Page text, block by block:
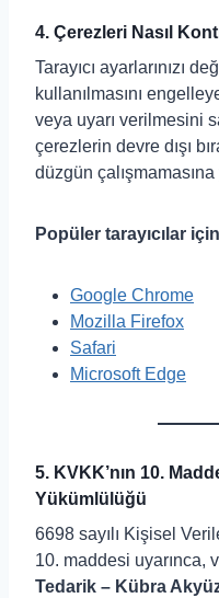
4. Çerezleri Nasıl
Tarayıcı ayarlarınızı
kullanılmasını
veya uyarı verilmesini
çerezlerin devre dışı
düzgün
Popüler tarayıcılar
Google Chrome
Mozilla Firefox
Safari
Microsoft Edge
5. KVKK’nın 10.
Yükümlülüğü
6698 sayılı Kişisel
10. maddesi uyarınca,
Tedarik – Kübra